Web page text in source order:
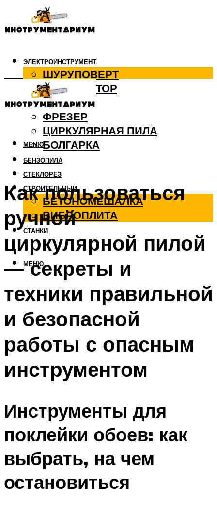
ЭЛЕКТРОИНСТРУМЕНТ
ШУРУПОВЕРТ
ПЕРФОРАТОР
ДРЕЛЬ
ФРЕЗЕР
ЦИРКУЛЯРНАЯ ПИЛА
БОЛГАРКА
БЕНЗОПИЛА
СТЕКЛОРЕЗ
СТРОИТЕЛЬНЫЙ
БЕТОНОМЕШАЛКА
ВИБРОПЛИТА
СТАНКИ
МЕНЮ
МЕНЮ
Как пользоваться
ручной
циркулярной пилой
— секреты и
техники правильной
и безопасной
работы с опасным
инструментом
Инструменты для
поклейки обоев: как
выбрать, на чем
остановиться